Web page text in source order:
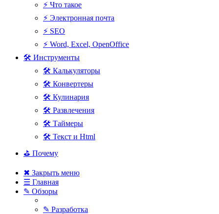
⚡ Что такое
⚡ Электронная почта
⚡ SEO
⚡ Word, Excel, OpenOffice
🛠 Инструменты
🛠 Калькуляторы
🛠 Конвертеры
🛠 Кулинария
🛠 Развлечения
🛠 Таймеры
🛠 Текст и Html
⛳ Почему
✖ Закрыть меню
☰ Главная
✎ Обзоры
✎ Разработка